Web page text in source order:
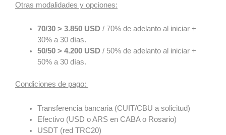
Otras modalidades y opciones:
70/30 > 3.850 USD / 70% de adelanto al iniciar +
30% a 30 días.
50/50 > 4.200 USD / 50% de adelanto al iniciar +
50% a 30 días.
Condiciones de pago:
Transferencia bancaria (CUIT/CBU a solicitud)
Efectivo (USD o ARS en CABA o Rosario)
USDT (red TRC20)